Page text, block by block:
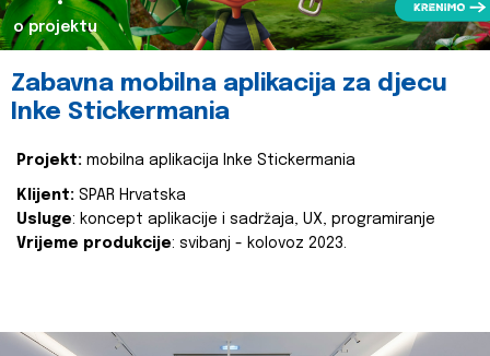
o projektu
Zabavna mobilna aplikacija za djecu
Inke Stickermania
Projekt: mobilna aplikacija Inke Stickermania
Klijent: SPAR Hrvatska
Usluge: koncept aplikacije i sadržaja, UX, programiranje
Vrijeme produkcije: svibanj - kolovoz 2023.